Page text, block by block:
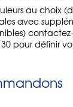
au choix
avec
30 pour définir